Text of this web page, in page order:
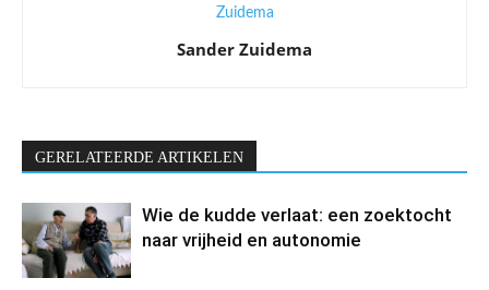
Sander Zuidema
GERELATEERDE ARTIKELEN
Wie de kudde verlaat: een zoektocht
naar vrijheid en autonomie